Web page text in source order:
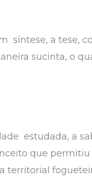
síntese, a tese,
sucinta, o
estudada, a
que
territorial